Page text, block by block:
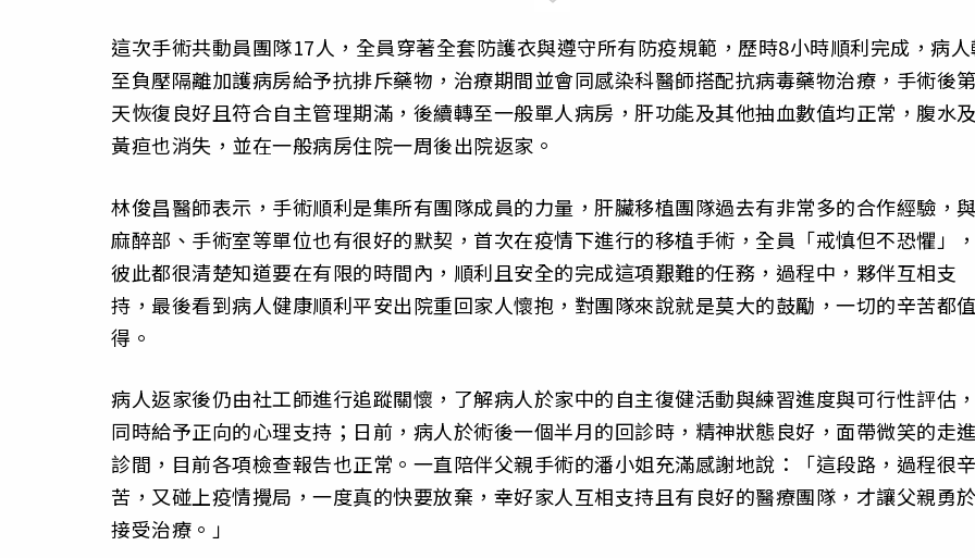
這次手術共動員團隊17人，全員穿著全套防護衣與遵守所有防疫規範，歷時8小時順利完成，病
至負壓隔離加護病房給予抗排斥藥物，治療期間並會同感染科醫師搭配抗病毒藥物治療，手術後
天恢復良好且符合自主管理期滿，後續轉至一般單人病房，肝功能及其他抽血數值均正常，腹水
黃疸也消失，並在一般病房住院一周後出院返家。
林俊昌醫師表示，手術順利是集所有團隊成員的力量，肝臟移植團隊過去有非常多的合作經驗，
麻醉部、手術室等單位也有很好的默契，首次在疫情下進行的移植手術，全員「戒慎但不恐懼」
彼此都很清楚知道要在有限的時間內，順利且安全的完成這項艱難的任務，過程中，夥伴互相支
持，最後看到病人健康順利平安出院重回家人懷抱，對團隊來說就是莫大的鼓勵，一切的辛苦都
得。
病人返家後仍由社工師進行追蹤關懷，了解病人於家中的自主復健活動與練習進度與可行性評估
同時給予正向的心理支持；日前，病人於術後一個半月的回診時，精神狀態良好，面帶微笑的走
診間，目前各項檢查報告也正常。一直陪伴父親手術的潘小姐充滿感謝地說：「這段路，過程很
苦，又碰上疫情攪局，一度真的快要放棄，幸好家人互相支持且有良好的醫療團隊，才讓父親勇
接受治療。」